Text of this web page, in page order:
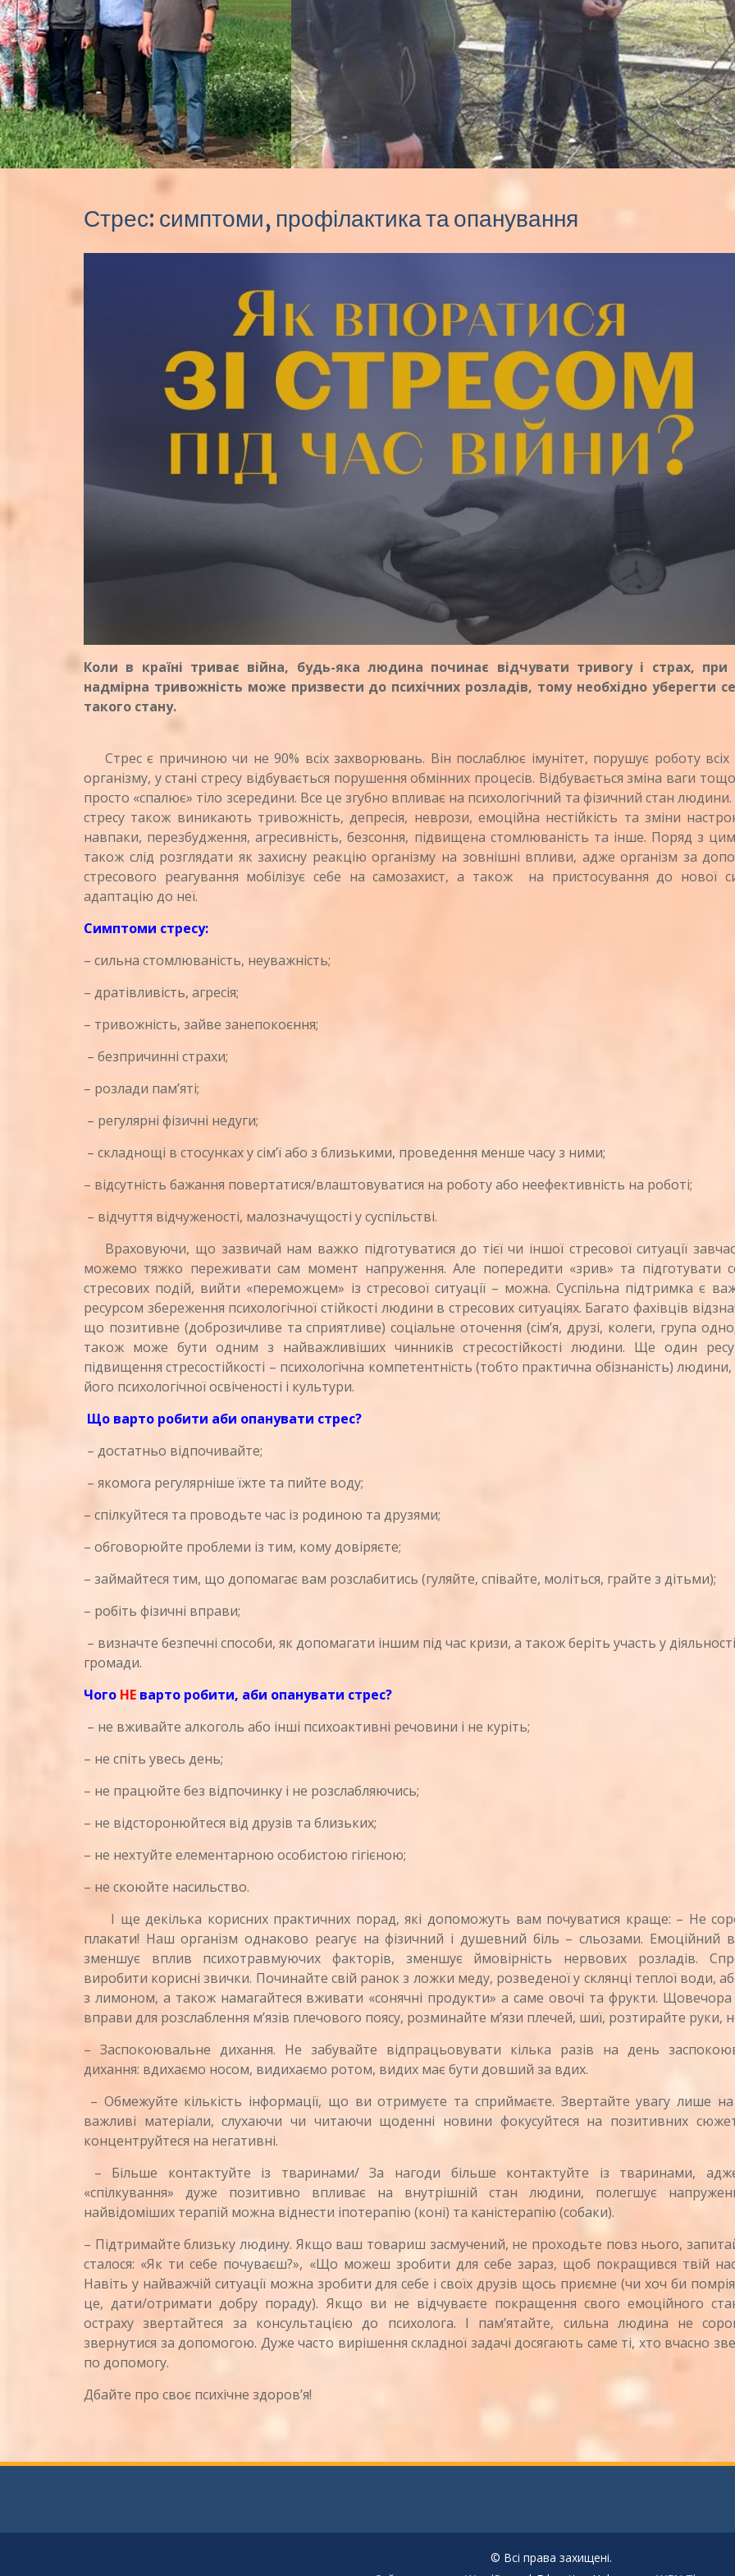
Стрес: симптоми, профілактика та опанування
Коли в країні триває війна, будь-яка людина починає відчувати тривогу і страх,
надмірна тривожність може призвести до психічних розладів, тому необхідно уберегти
такого стану.
Стрес є причиною чи не 90% всіх захворювань. Він послаблює імунітет, порушує роботу всіх
організму, у стані стресу відбувається порушення обмінних процесів. Відбувається зміна ваги
просто «спалює» тіло зсередини. Все це згубно впливає на психологічний та фізичний стан людини.
стресу також виникають тривожність, депресія, неврози, емоційна нестійкість та зміни
навпаки, перезбудження, агресивність, безсоння, підвищена стомлюваність та інше. Поряд з
також слід розглядати як захисну реакцію організму на зовнішні впливи, адже організм за
стресового реагування мобілізує себе на самозахист, а також на пристосування до нової
адаптацію до неї.
Симптоми стресу:
– сильна стомлюваність, неуважність;
– дратівливість, агресія;
– тривожність, зайве занепокоєння;
– безпричинні страхи;
– розлади пам’яті;
– регулярні фізичні недуги;
– складнощі в стосунках у сім’ї або з близькими, проведення менше часу з ними;
– відсутність бажання повертатися/влаштовуватися на роботу або неефективність на роботі;
– відчуття відчуженості, малозначущості у суспільстві.
Враховуючи, що зазвичай нам важко підготуватися до тієї чи іншої стресової ситуації
можемо тяжко переживати сам момент напруження. Але попередити «зрив» та підготувати
стресових подій, вийти «переможцем» із стресової ситуації – можна. Суспільна підтримка є
ресурсом збереження психологічної стійкості людини в стресових ситуаціях. Багато фахівців
що позитивне (доброзичливе та сприятливе) соціальне оточення (сім’я, друзі, колеги, група
також може бути одним з найважливіших чинників стресостійкості людини. Ще один
підвищення стресостійкості – психологічна компетентність (тобто практична обізнаність)
його психологічної освіченості і культури.
Що варто робити аби опанувати стрес?
– достатньо відпочивайте;
– якомога регулярніше їжте та пийте воду;
– спілкуйтеся та проводьте час із родиною та друзями;
– обговорюйте проблеми із тим, кому довіряєте;
– займайтеся тим, що допомагає вам розслабитись (гуляйте, співайте, моліться, грайте з дітьми);
– робіть фізичні вправи;
– визначте безпечні способи, як допомагати іншим під час кризи, а також беріть участь у діяльності
громади.
Чого НЕ варто робити, аби опанувати стрес?
– не вживайте алкоголь або інші психоактивні речовини і не куріть;
– не спіть увесь день;
– не працюйте без відпочинку і не розслабляючись;
– не відсторонюйтеся від друзів та близьких;
– не нехтуйте елементарною особистою гігієною;
– не скоюйте насильство.
І ще декілька корисних практичних порад, які допоможуть вам почуватися краще: – Не
плакати! Наш організм однаково реагує на фізичний і душевний біль – сльозами. Емоційний
зменшує вплив психотравмуючих факторів, зменшує ймовірність нервових розладів.
виробити корисні звички. Починайте свій ранок з ложки меду, розведеної у склянці теплої води,
з лимоном, а також намагайтеся вживати «сонячні продукти» а саме овочі та фрукти. Щовечора
вправи для розслаблення м’язів плечового поясу, розминайте м’язи плечей, шиї, розтирайте руки,
– Заспокоювальне дихання. Не забувайте відпрацьовувати кілька разів на день
дихання: вдихаємо носом, видихаємо ротом, видих має бути довший за вдих.
– Обмежуйте кількість інформації, що ви отримуєте та сприймаєте. Звертайте увагу лише на
важливі матеріали, слухаючи чи читаючи щоденні новини фокусуйтеся на позитивних
концентруйтеся на негативні.
– Більше контактуйте із тваринами/ За нагоди більше контактуйте із тваринами,
«спілкування» дуже позитивно впливає на внутрішній стан людини, полегшує
найвідоміших терапій можна віднести іпотерапію (коні) та каністерапію (собаки).
– Підтримайте близьку людину. Якщо ваш товариш засмучений, не проходьте повз нього,
сталося: «Як ти себе почуваєш?», «Що можеш зробити для себе зараз, щоб покращився твій
Навіть у найважчій ситуації можна зробити для себе і своїх друзів щось приємне (чи хоч би
це, дати/отримати добру пораду). Якщо ви не відчуваєте покращення свого емоційного
остраху звертайтеся за консультацією до психолога. І пам’ятайте, сильна людина не
звернутися за допомогою. Дуже часто вирішення складної задачі досягають саме ті, хто вчасно
по допомогу.
Дбайте про своє психічне здоров’я!
© Всі права захищені.